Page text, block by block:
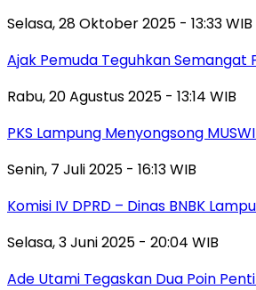
Selasa, 28 Oktober 2025 - 13:33 WIB
Ajak Pemuda Teguhkan Semangat
Rabu, 20 Agustus 2025 - 13:14 WIB
PKS Lampung Menyongsong
Senin, 7 Juli 2025 - 16:13 WIB
Komisi IV DPRD – Dinas BNBK
Selasa, 3 Juni 2025 - 20:04 WIB
Ade Utami Tegaskan Dua Poin